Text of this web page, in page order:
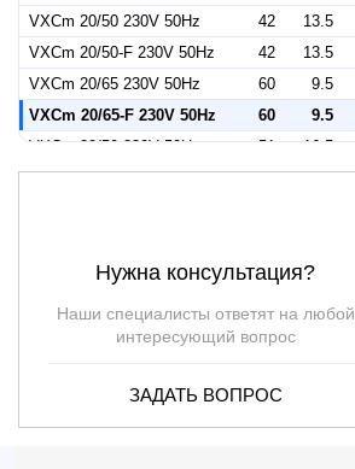
VXCm 20/50 230V 50Hz
42 13.5
VXCm 20/50-F 230V 50Hz
42 13.5
VXCm 20/65 230V 50Hz
60 9.5
VXCm 20/65-F 230V 50Hz
60 9.5
VXCm 30/50 230V 50Hz
51 16.5
VXCm 30/50-F 230V 50Hz
51 16.5
VXCm 15/50
36
VXCm 15/70
6.5
VXCm 20/50
42
51
VXCm 30/70
72 11
Нужна консультация?
Наши специалисты ответят на любой
интересующий вопрос
ЗАДАТЬ ВОПРОС